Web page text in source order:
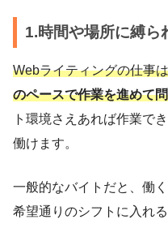
1.時間や場所に縛ら
Webライティングの仕事
のペースで作業を進めて
ト環境さえあれば作業で
働けます。
一般的なバイトだと、働
希望通りのシフトに入れ